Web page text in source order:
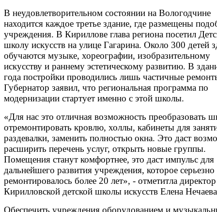
В неудовлетворительном состоянии на Вологодчине
находится каждое третье здание, где размещены
учреждения. В Кириллове глава региона посетил
школу искусств на улице Гагарина. Около 300 детей
обучаются музыке, хореографии, изобразительному
искусству и раннему эстетическому развитию. В
года постройки проводились лишь частичные
Губернатор заявил, что региональная программа по
модернизации стартует именно с этой школы.
«Для нас это отличная возможность преобразовать
отремонтировать кровлю, холлы, кабинеты для
раздевалки, заменить полностью окна. Это даст
расширить перечень услуг, открыть новые группы.
Помещения станут комфортнее, это даст импульс для
дальнейшего развития учреждения, которое серьезно
ремонтировалось более 20 лет», - отметитла директор
Кирилловской детской школы искусств Елена
Обеспечить учреждения оборудованием и